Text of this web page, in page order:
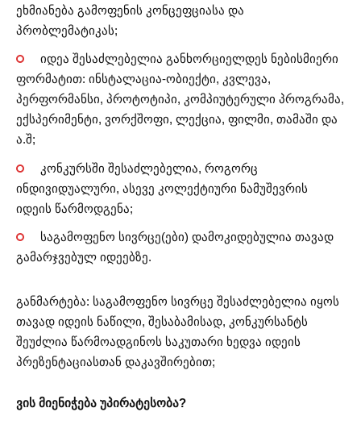
ეხმიანება გამოფენის კონცეფციასა და
პრობლემატიკას;
იდეა შესაძლებელია განხორციელდეს ნებისმიერი
ფორმატით: ინსტალაცია-ობიექტი, კვლევა,
პერფორმანსი, პროტოტიპი, კომპიუტერული პროგრამა,
ექსპერიმენტი, ვორქშოფი, ლექცია, ფილმი, თამაში და
ა.შ;
კონკურსში შესაძლებელია, როგორც
ინდივიდუალური, ასევე კოლექტიური ნამუშევრის
იდეის წარმოდგენა;
საგამოფენო სივრცე(ები) დამოკიდებულია თავად
გამარჯვებულ იდეებზე.
განმარტება: საგამოფენო სივრცე შესაძლებელია იყოს
თავად იდეის ნაწილი, შესაბამისად, კონკურსანტს
შეუძლია წარმოადგინოს საკუთარი ხედვა იდეის
პრეზენტაციასთან დაკავშირებით;
ვის მიენიჭება უპირატესობა?